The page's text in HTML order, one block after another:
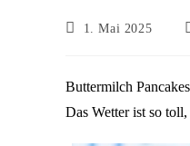
Beitrag
1. Mai 2025
Buttermilch
Das Wetter ist so